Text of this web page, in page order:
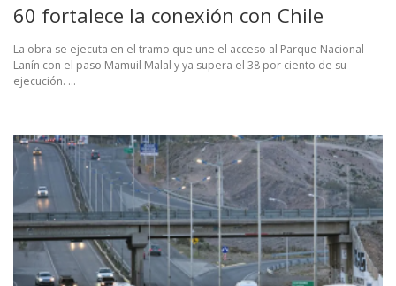
60 fortalece la conexión con Chile
La obra se ejecuta en el tramo que une el acceso al Parque Nacional
Lanín con el paso Mamuil Malal y ya supera el 38 por ciento de su
ejecución. …